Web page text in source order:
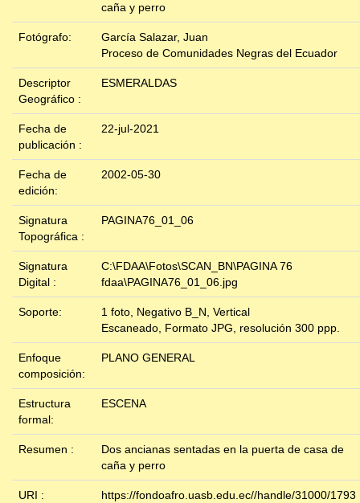
caña y perro
Fotógrafo:
García Salazar, Juan
Proceso de Comunidades Negras del Ecuador
Descriptor
Geográfico :
ESMERALDAS
Fecha de
publicación :
22-jul-2021
Fecha de
edición:
2002-05-30
Signatura
Topográfica :
PAGINA76_01_06
Signatura
Digital :
C:\FDAA\Fotos\SCAN_BN\PAGINA 76
fdaa\PAGINA76_01_06.jpg
Soporte:
1 foto, Negativo B_N, Vertical
Escaneado, Formato JPG, resolución 300 ppp.
Enfoque
composición:
PLANO GENERAL
Estructura
formal:
ESCENA
Resumen :
Dos ancianas sentadas en la puerta de casa de
caña y perro
URI : https://fondoafro.uasb.edu.ec//handle/31000/1793